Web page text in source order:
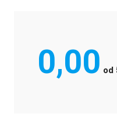
0,00 od